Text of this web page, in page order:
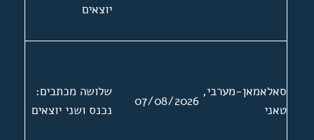
יוצאים
סאלאמאן-מערבי,
טאני
07/08/2026
שלושה מכתבים:
נכנס ושני יוצאים